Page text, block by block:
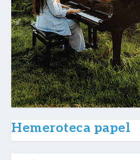
Hemeroteca papel